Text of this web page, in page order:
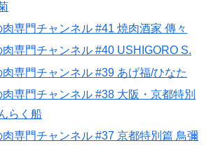
専門チャンネル #41 焼肉酒家 傳々
専門チャンネル #40 USHIGORO S.
専門チャンネル #39 あげ福/ひなた
専門チャンネル #38 大阪・京都特別
らく船
専門チャンネル #37 京都特別篇 鳥彌